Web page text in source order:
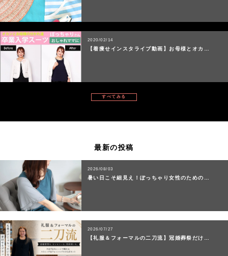
2020/02/14
【着痩せインスタライブ動画】お母様とオカ…
すべてみる
最新の投稿
2026/08/03
暑い日こそ細見え！ぽっちゃり女性のための…
2026/07/27
【礼服＆フォーマルの二刀流】冠婚葬祭だけ…